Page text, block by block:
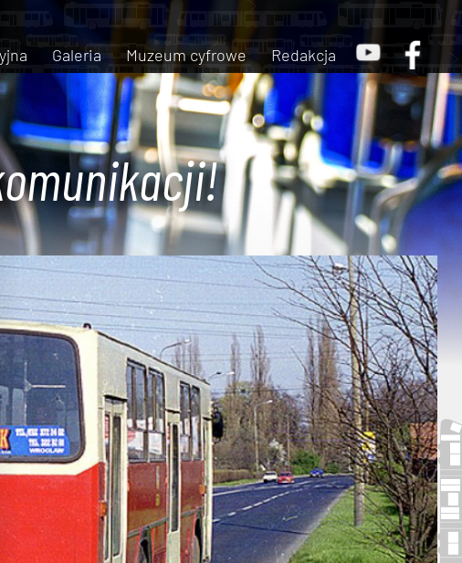
Galeria Muzeum cyfrowe Redakcja